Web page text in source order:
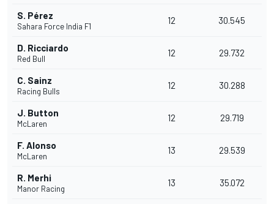
S. Pérez
Sahara Force India F1
12 30.545
D. Ricciardo
Red Bull
12 29.732
C. Sainz
Racing Bulls
12 30.288
J. Button
McLaren
12 29.719
F. Alonso
McLaren
13 29.539
R. Merhi
Manor Racing
13 35.072